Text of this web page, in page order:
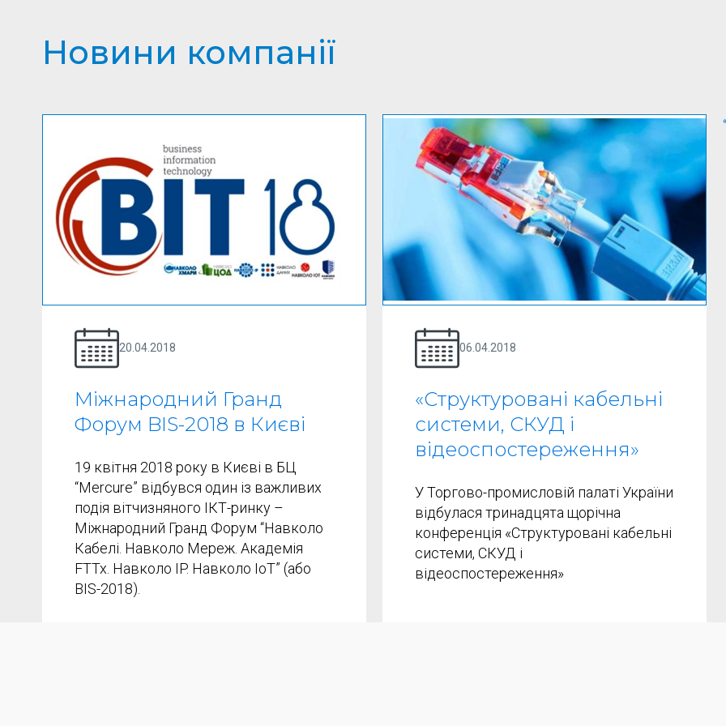
Новини компанії
20.04.2018
Міжнародний Гранд
Форум BIS-2018 в Києві
19 квітня 2018 року в Києві в БЦ
“Mercure” відбувся один із важливих
подія вітчизняного ІКТ-ринку –
Міжнародний Гранд Форум “Навколо
Кабелі. Навколо Мереж. Академія
FTTx. Навколо IP. Навколо IoT” (або
BIS-2018).
06.04.2018
«Структуровані кабельні
системи, СКУД і
відеоспостереження»
У Торгово-промисловій палаті України
відбулася тринадцята щорічна
конференція «Структуровані кабельні
системи, СКУД і
відеоспостереження»